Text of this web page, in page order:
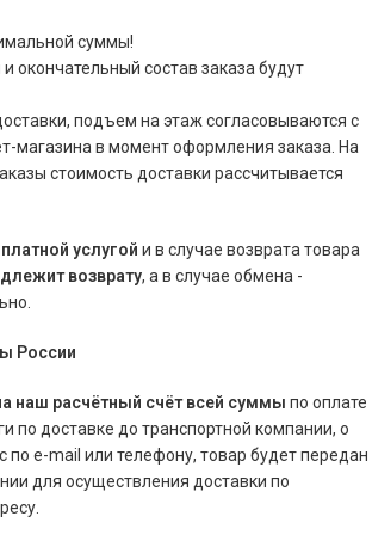
суммы!
окончательный состав заказа будут
подъем на этаж согласовываются с
магазина в момент оформления заказа. На
стоимость доставки рассчитывается
услугой и в случае возврата товара
возврату, а в случае обмена -
России
наш расчётный счёт всей суммы по оплате
по доставке до транспортной компании, о
e-mail или телефону, товар будет передан
для осуществления доставки по